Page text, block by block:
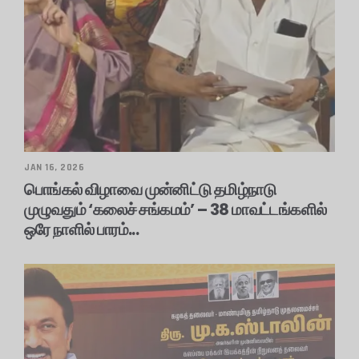
JAN 16, 2026
பொங்கல் விழாவை முன்னிட்டு தமிழ்நாடு
முழுவதும் ‘கலைச் சங்கமம்’ – 38 மாவட்டங்களில்
ஒரே நாளில் பாரம்...